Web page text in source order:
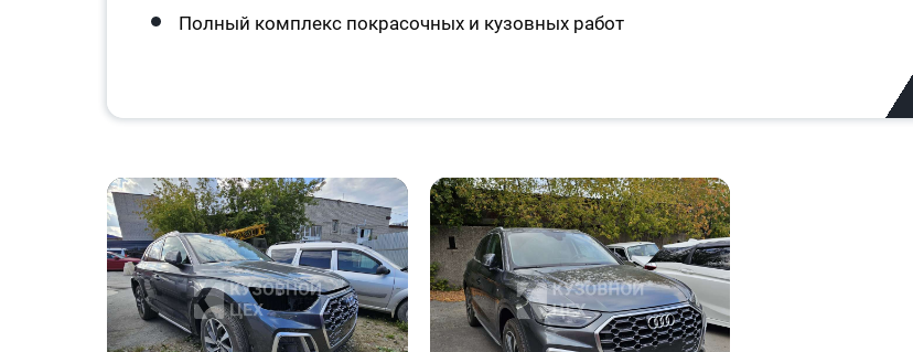
Полный комплекс покрасочных и кузовных работ